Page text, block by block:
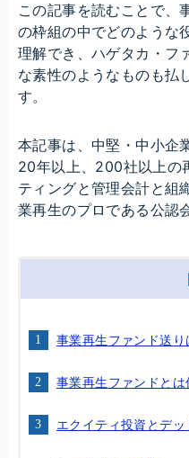
この記事を読むことで、
の枠組の中でどのような
理解でき、ハゲタカ・フ
な素性のようなものも払
す。
本記事は、中堅・中小企
20年以上、200社以上の
ティングと管理会計と組
業再生のプロである公認
事業再生ファンド送り
事業再生ファンドとは
エクイティ投資とデッ